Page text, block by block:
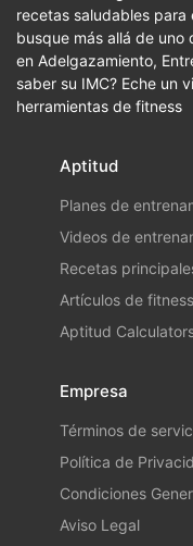
recetas saludables para
busque más allá de uno
en Adelgazamiento,
saber su IMC? Eche un
herramientas de fitness
Aptitud
Planes de
Videos de
Recetas
Artículos de fitness
Aptitud
Empresa
Términos de
Política de
Condiciones
Aviso Legal